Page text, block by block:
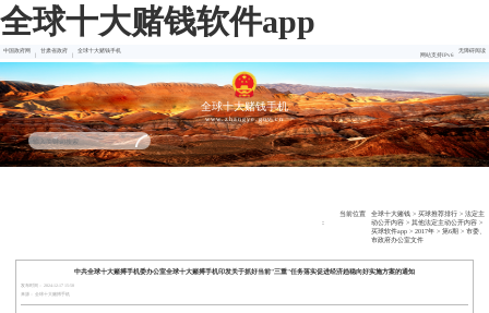
全球十大赌钱软件app
中国政府网
甘肃省政府
全球十大赌钱手机
网站支持IPv6
无障碍阅读
全球十大赌钱手机
www.zhangye.gov.cn
当前位置
：
全球十大赌钱> 买球推荐排行> 法定主
动公开内容> 其他法定主动公开内容>
买球软件app> 2017年> 第6期> 市委、
市政府办公室文件
中共全球十大赌搏手机委办公室全球十大赌搏手机印发关于抓好当前"三重"任务落实促进经济趋稳向好实施方案的通知
发布时间： 2024-12-17 15:58
来源： 全球十大赌搏手机